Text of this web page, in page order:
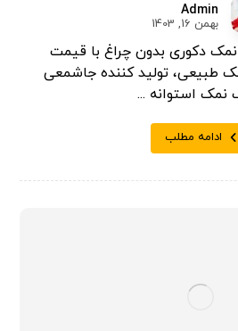
Admin
بهمن 16, 1403
دکوری بدون چراغ با قیمت
طبیعی، تولید کننده جاشمعی
استوانه ...
ادامه مطلب